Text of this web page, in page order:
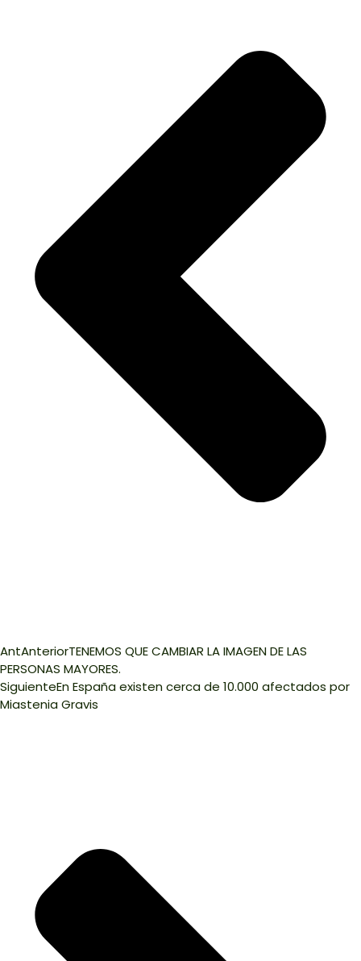
AntAnteriorTENEMOS QUE CAMBIAR LA IMAGEN DE LAS
PERSONAS MAYORES.
SiguienteEn España existen cerca de 10.000 afectados por
Miastenia Gravis